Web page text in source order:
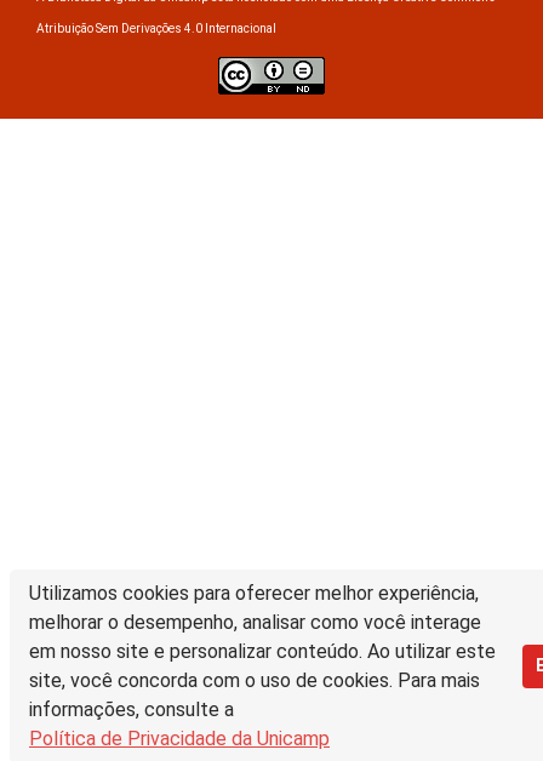
Utilizamos cookies para oferecer melhor experiência,
melhorar o desempenho, analisar como você interage
em nosso site e personalizar conteúdo. Ao utilizar este
site, você concorda com o uso de cookies. Para mais
informações, consulte a
Política de Privacidade da Unicamp
Atribuição Sem Derivações 4.0 Internacional